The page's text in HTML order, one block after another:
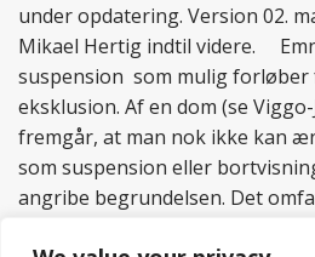
under opdatering. Version 02.
Mikael Hertig indtil videre.
suspension som mulig forløber
eksklusion. Af en dom (se
fremgår, at man nok ikke kan
som suspension eller
angribe begrundelsen. Det